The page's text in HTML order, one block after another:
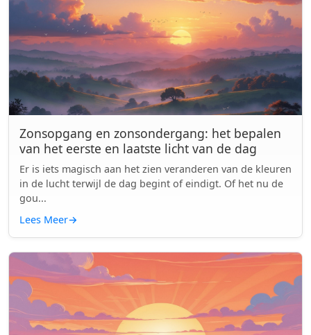
Zonsopgang en zonsondergang: het bepalen
van het eerste en laatste licht van de dag
Er is iets magisch aan het zien veranderen van de kleuren
in de lucht terwijl de dag begint of eindigt. Of het nu de
gou...
Lees Meer→